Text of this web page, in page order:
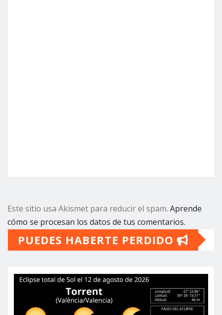
Este sitio usa Akismet para reducir el spam. Aprende
cómo se procesan los datos de tus comentarios.
PUEDES HABERTE PERDIDO